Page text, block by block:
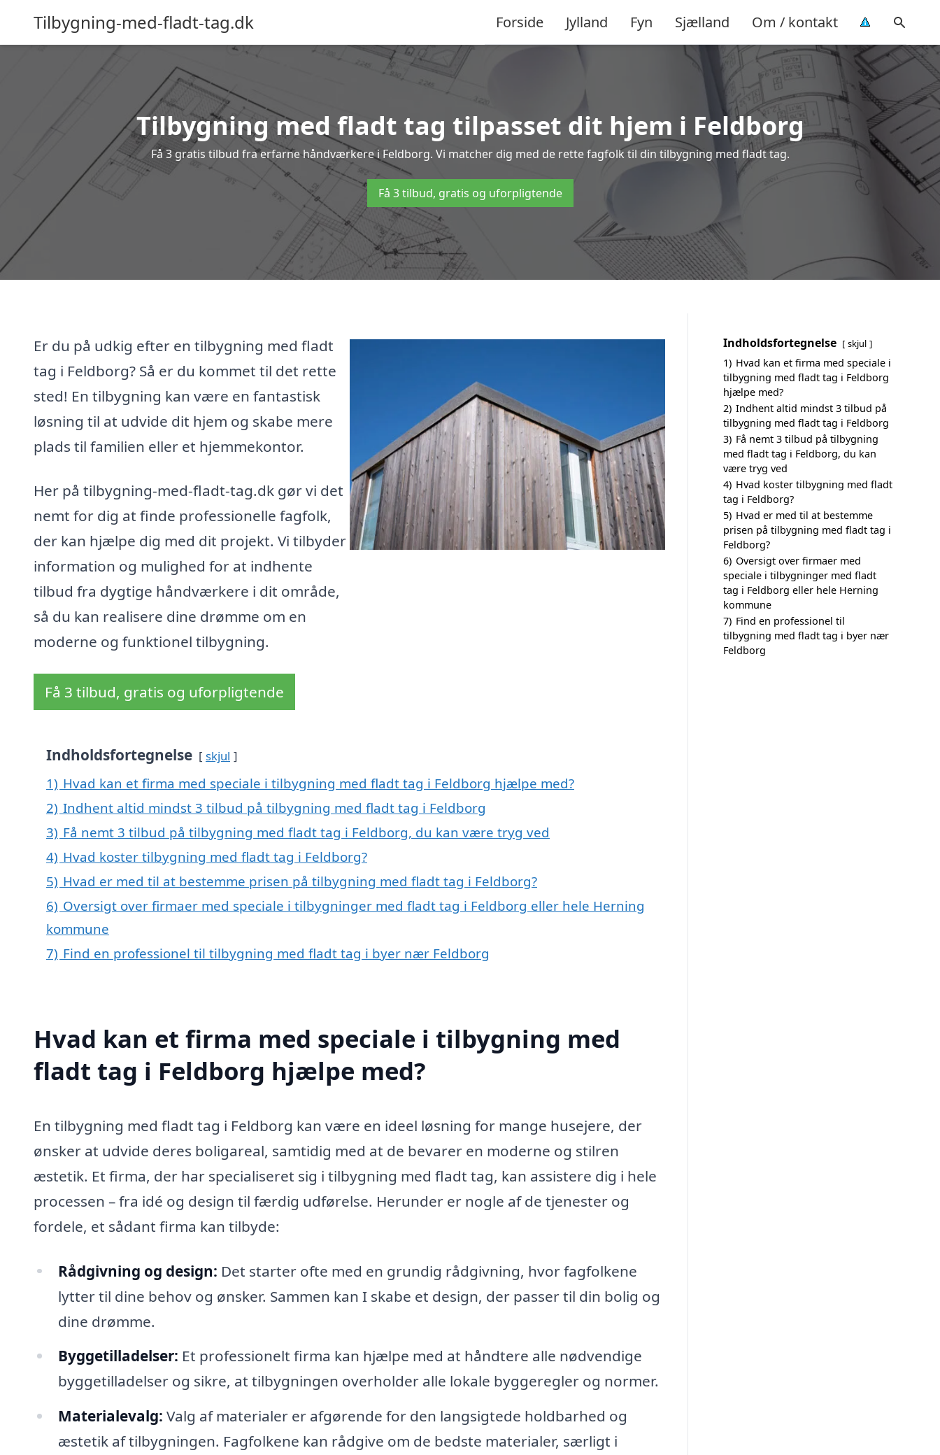
Tilbygning-med-fladt-tag.dk Forside Jylland Fyn Sjælland Om / kontakt
Tilbygning med fladt tag tilpasset dit hjem i Feldborg
Få 3 gratis tilbud fra erfarne håndværkere i Feldborg. Vi matcher dig med de rette fagfolk til din tilbygning med fladt tag.
Få 3 tilbud, gratis og uforpligtende
Er du på udkig efter en tilbygning med fladt
tag i Feldborg? Så er du kommet til det rette
sted! En tilbygning kan være en fantastisk
løsning til at udvide dit hjem og skabe mere
plads til familien eller et hjemmekontor.
Her på tilbygning-med-fladt-tag.dk gør vi det
nemt for dig at finde professionelle fagfolk,
der kan hjælpe dig med dit projekt. Vi tilbyder
information og mulighed for at indhente
tilbud fra dygtige håndværkere i dit område,
så du kan realisere dine drømme om en
moderne og funktionel tilbygning.
Få 3 tilbud, gratis og uforpligtende
Indholdsfortegnelse skjul
1) Hvad kan et firma med speciale i tilbygning med fladt tag i Feldborg hjælpe med?
2) Indhent altid mindst 3 tilbud på tilbygning med fladt tag i Feldborg
3) Få nemt 3 tilbud på tilbygning med fladt tag i Feldborg, du kan være tryg ved
4) Hvad koster tilbygning med fladt tag i Feldborg?
5) Hvad er med til at bestemme prisen på tilbygning med fladt tag i Feldborg?
6) Oversigt over firmaer med speciale i tilbygninger med fladt tag i Feldborg eller hele Herning
kommune
7) Find en professionel til tilbygning med fladt tag i byer nær Feldborg
Hvad kan et firma med speciale i tilbygning med
fladt tag i Feldborg hjælpe med?
En tilbygning med fladt tag i Feldborg kan være en ideel løsning for mange husejere, der
ønsker at udvide deres boligareal, samtidig med at de bevarer en moderne og stilren
æstetik. Et firma, der har specialiseret sig i tilbygning med fladt tag, kan assistere dig i hele
processen – fra idé og design til færdig udførelse. Herunder er nogle af de tjenester og
fordele, et sådant firma kan tilbyde:
Rådgivning og design: Det starter ofte med en grundig rådgivning, hvor fagfolkene
lytter til dine behov og ønsker. Sammen kan I skabe et design, der passer til din bolig og
dine drømme.
Byggetilladelser: Et professionelt firma kan hjælpe med at håndtere alle nødvendige
byggetilladelser og sikre, at tilbygningen overholder alle lokale byggeregler og normer.
Materialevalg: Valg af materialer er afgørende for den langsigtede holdbarhed og
æstetik af tilbygningen. Fagfolkene kan rådgive om de bedste materialer, særligt i
Indholdsfortegnelse skjul
1) Hvad kan et firma med speciale i
tilbygning med fladt tag i Feldborg
hjælpe med?
2) Indhent altid mindst 3 tilbud på
tilbygning med fladt tag i Feldborg
3) Få nemt 3 tilbud på tilbygning
med fladt tag i Feldborg, du kan
være tryg ved
4) Hvad koster tilbygning med fladt
tag i Feldborg?
5) Hvad er med til at bestemme
prisen på tilbygning med fladt tag i
Feldborg?
6) Oversigt over firmaer med
speciale i tilbygninger med fladt
tag i Feldborg eller hele Herning
kommune
7) Find en professionel til
tilbygning med fladt tag i byer nær
Feldborg